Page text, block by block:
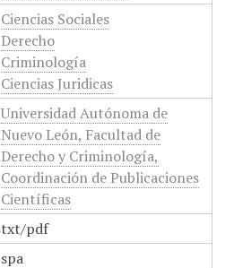
Ciencias Sociales
Derecho
Criminología
Ciencias Juridicas
Universidad Autónoma de
Nuevo León, Facultad de
Derecho y Criminología,
Coordinación de Publicaciones
Científicas
txt/pdf
spa